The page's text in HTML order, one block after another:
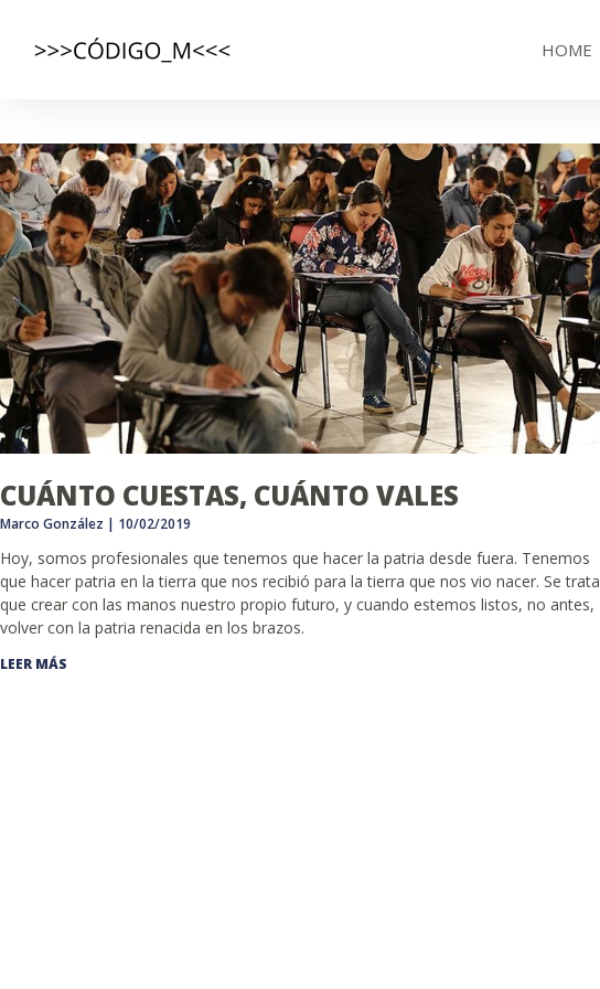
HOME
CUÁNTO CUESTAS, CUÁNTO VALES
Marco González 10/02/2019
Hoy, somos profesionales que tenemos que hacer la patria desde fuera. Tenemos
que hacer patria en la tierra que nos recibió para la tierra que nos vio nacer. Se trata
que crear con las manos nuestro propio futuro, y cuando estemos listos, no antes,
volver con la patria renacida en los brazos.
LEER MÁS